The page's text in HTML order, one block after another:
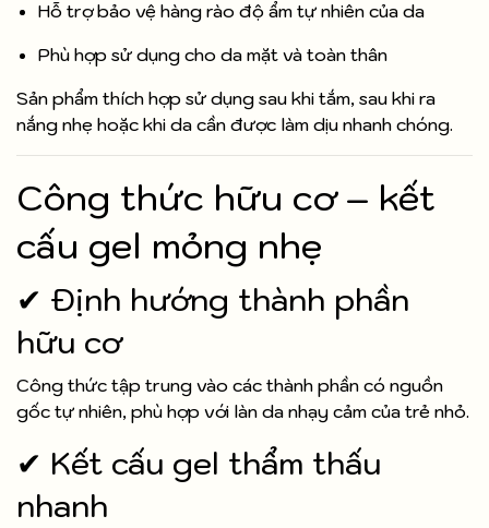
Hỗ trợ bảo vệ hàng rào độ ẩm tự nhiên của da
Phù hợp sử dụng cho da mặt và toàn thân
Sản phẩm thích hợp sử dụng sau khi tắm, sau khi ra
nắng nhẹ hoặc khi da cần được làm dịu nhanh chóng.
Công thức hữu cơ – kết
cấu gel mỏng nhẹ
✔ Định hướng thành phần
hữu cơ
Công thức tập trung vào các thành phần có nguồn
gốc tự nhiên, phù hợp với làn da nhạy cảm của trẻ nhỏ.
✔ Kết cấu gel thẩm thấu
nhanh